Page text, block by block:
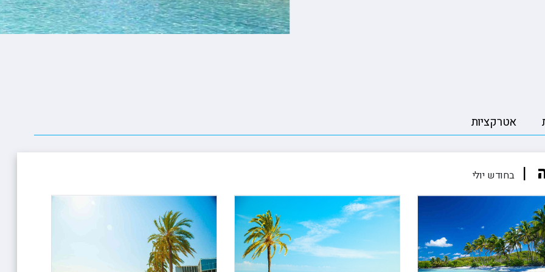
קייטי פרי
רובי וויליאמס
אטרקציות
בחודש יולי